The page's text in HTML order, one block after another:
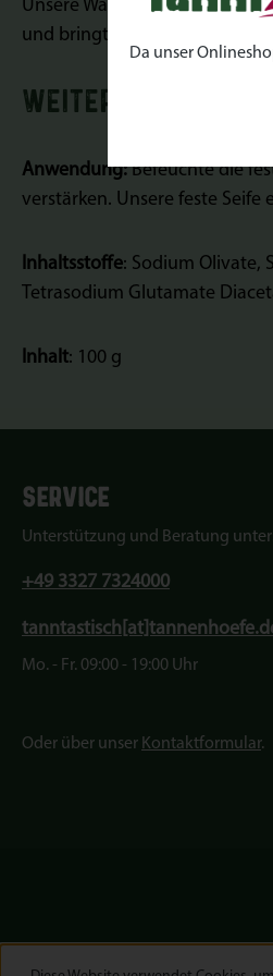
Unsere Waldspaziergang
und bringt den frischen Duft
WEITERE
Anwendung:Befeuchte die
verstärken. Unsere feste
Inhaltsstoffe: Sodium Olivate,
Tetrasodium Glutamate
Inhalt: 100 g
SERVICE
Unterstützung und Beratung unter:
+49 3327 7324000
Mo. - Fr. 09:00 - 19:00 Uhr
Oder über unser Kontaktformular.
Da unser